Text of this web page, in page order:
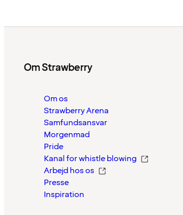
Om Strawberry
Om os
Strawberry Arena
Samfundsansvar
Morgenmad
Pride
Kanal for whistle blowing
Arbejd hos os
Presse
Inspiration